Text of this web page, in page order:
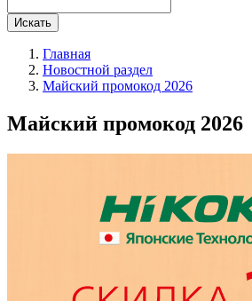
Искать
Главная
Новостной раздел
Майский промокод 2026
Майский промокод 2026